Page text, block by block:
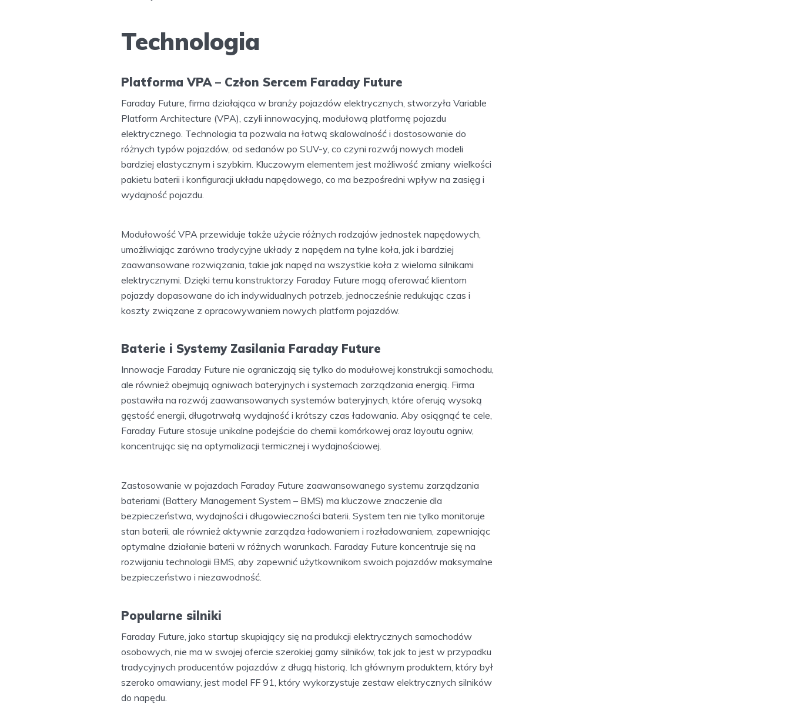
Technologia
Platforma VPA – Człon Sercem Faraday Future
Faraday Future, firma działająca w branży pojazdów elektrycznych, stworzyła Variable
Platform Architecture (VPA), czyli innowacyjną, modułową platformę pojazdu
elektrycznego. Technologia ta pozwala na łatwą skalowalność i dostosowanie do
różnych typów pojazdów, od sedanów po SUV-y, co czyni rozwój nowych modeli
bardziej elastycznym i szybkim. Kluczowym elementem jest możliwość zmiany wielkości
pakietu baterii i konfiguracji układu napędowego, co ma bezpośredni wpływ na zasięg i
wydajność pojazdu.
Modułowość VPA przewiduje także użycie różnych rodzajów jednostek napędowych,
umożliwiając zarówno tradycyjne układy z napędem na tylne koła, jak i bardziej
zaawansowane rozwiązania, takie jak napęd na wszystkie koła z wieloma silnikami
elektrycznymi. Dzięki temu konstruktorzy Faraday Future mogą oferować klientom
pojazdy dopasowane do ich indywidualnych potrzeb, jednocześnie redukując czas i
koszty związane z opracowywaniem nowych platform pojazdów.
Baterie i Systemy Zasilania Faraday Future
Innowacje Faraday Future nie ograniczają się tylko do modułowej konstrukcji samochodu,
ale również obejmują ogniwach bateryjnych i systemach zarządzania energią. Firma
postawiła na rozwój zaawansowanych systemów bateryjnych, które oferują wysoką
gęstość energii, długotrwałą wydajność i krótszy czas ładowania. Aby osiągnąć te cele,
Faraday Future stosuje unikalne podejście do chemii komórkowej oraz layoutu ogniw,
koncentrując się na optymalizacji termicznej i wydajnościowej.
Zastosowanie w pojazdach Faraday Future zaawansowanego systemu zarządzania
bateriami (Battery Management System – BMS) ma kluczowe znaczenie dla
bezpieczeństwa, wydajności i długowieczności baterii. System ten nie tylko monitoruje
stan baterii, ale również aktywnie zarządza ładowaniem i rozładowaniem, zapewniając
optymalne działanie baterii w różnych warunkach. Faraday Future koncentruje się na
rozwijaniu technologii BMS, aby zapewnić użytkownikom swoich pojazdów maksymalne
bezpieczeństwo i niezawodność.
Popularne silniki
Faraday Future, jako startup skupiający się na produkcji elektrycznych samochodów
osobowych, nie ma w swojej ofercie szerokiej gamy silników, tak jak to jest w przypadku
tradycyjnych producentów pojazdów z długą historią. Ich głównym produktem, który był
szeroko omawiany, jest model FF 91, który wykorzystuje zestaw elektrycznych silników
do napędu.